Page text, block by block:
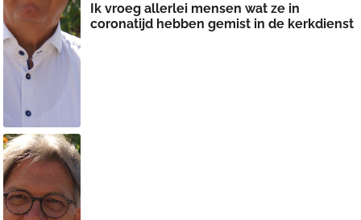
Ik vroeg allerlei mensen wat ze in
coronatijd hebben gemist in de kerkdienst